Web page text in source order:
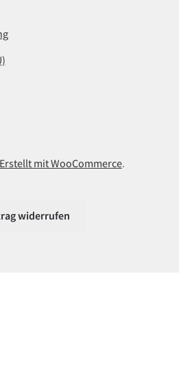
Erstellt mit WooCommerce.
widerrufen